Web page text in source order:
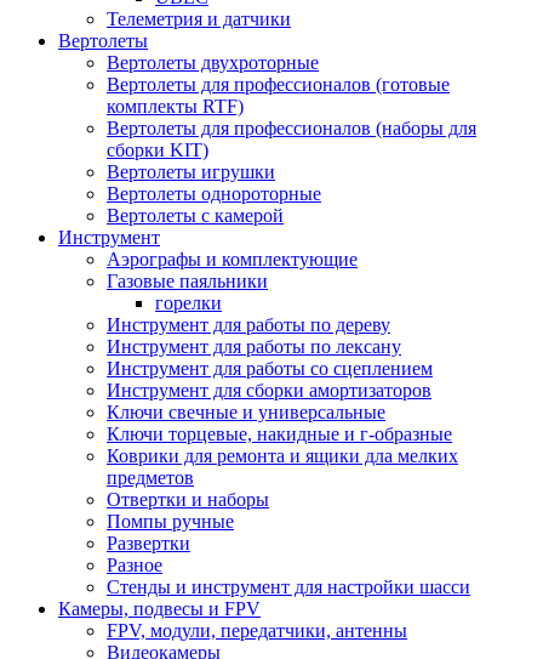
Телеметрия и датчики
Вертолеты
Вертолеты двухроторные
Вертолеты для профессионалов (готовые
комплекты RTF)
Вертолеты для профессионалов (наборы для
сборки KIT)
Вертолеты игрушки
Вертолеты однороторные
Вертолеты с камерой
Инструмент
Аэрографы и комплектующие
Газовые паяльники
горелки
Инструмент для работы по дереву
Инструмент для работы по лексану
Инструмент для работы со сцеплением
Инструмент для сборки амортизаторов
Ключи свечные и универсальные
Ключи торцевые, накидные и г-образные
Коврики для ремонта и ящики дла мелких
предметов
Отвертки и наборы
Помпы ручные
Развертки
Разное
Стенды и инструмент для настройки шасси
Камеры, подвесы и FPV
FPV, модули, передатчики, антенны
Видеокамеры